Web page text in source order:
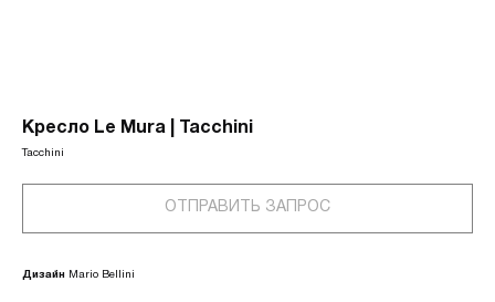
Кресло Le Mura | Tacchini
Tacchini
ОТПРАВИТЬ ЗАПРОС
Дизайн Mario Bellini